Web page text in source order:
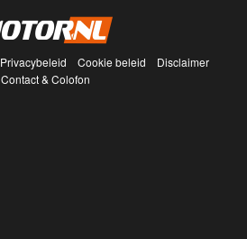
Privacybeleid Cookie beleid
Disclaimer
Contact & Colofon